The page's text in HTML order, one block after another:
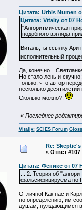
Цитата: Urbis Numen
Цитата: Vitaliy от 07
"Алгоритмическая
подобного взгляда
Виталь,ты ссылку Ари
исполнительный
Да, конечно...
Но стало лень и
только, что автор
несколько
Сколько можно?!
« Последнее
Vitaliy: SCIES Forum
Re: Skeptic's
« Ответ #107
Цитата: Феникс от 07
... 2. Теория об
фальсифицируема по
Отлично! Как нас и
по определению, им
душам, нуждающимся в